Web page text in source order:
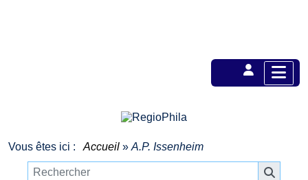
Vous êtes ici : Accueil » A.P. Issenheim